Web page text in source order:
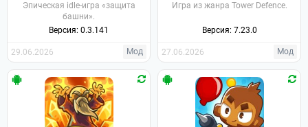
Эпическая idle-игра «защита
башни».
Версия: 0.3.141
29.06.2026 Мод
Игра из жанра Tower Defence.
Версия: 7.23.0
27.06.2026 Мод